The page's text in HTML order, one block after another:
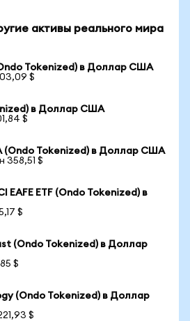
активы реального мира
Tokenized) в Доллар США
$
в Доллар США
$
(Ondo Tokenized) в Доллар США
358,51 $
EAFE ETF (Ondo Tokenized) в
$
(Ondo Tokenized) в Доллар
$
(Ondo Tokenized) в Доллар
$